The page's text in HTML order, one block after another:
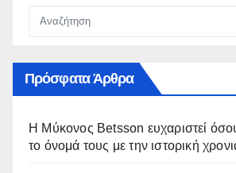
Πρόσφατα Άρθρα
Η Μύκονος Betsson ευχαριστεί
το όνομά τους με την ιστορική